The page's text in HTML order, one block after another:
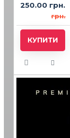
250.00 грн.
грн.
КУПИТИ